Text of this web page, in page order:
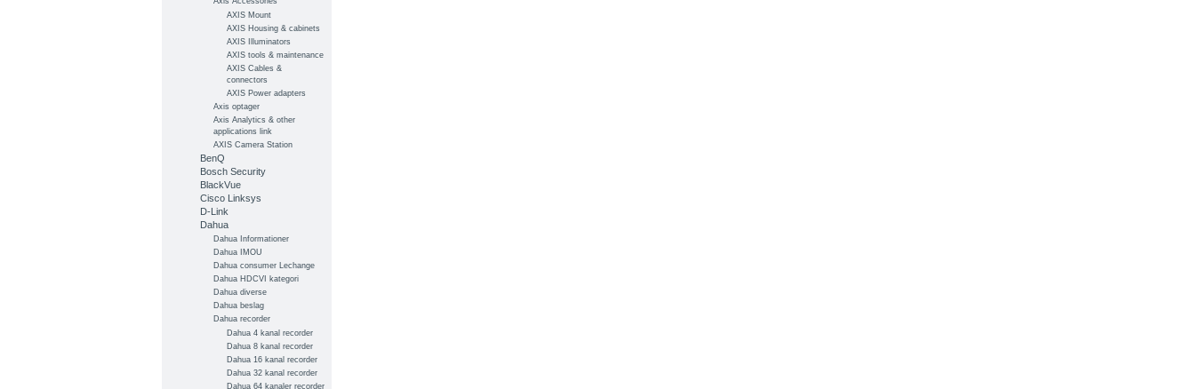
AXIS Mount
AXIS Housing & cabinets
AXIS Illuminators
AXIS tools & maintenance
AXIS Cables &
connectors
AXIS Power adapters
Axis optager
Axis Analytics & other
applications link
AXIS Camera Station
BenQ
Bosch Security
BlackVue
Cisco Linksys
D-Link
Dahua
Dahua Informationer
Dahua IMOU
Dahua consumer Lechange
Dahua HDCVI kategori
Dahua diverse
Dahua beslag
Dahua recorder
Dahua 4 kanal recorder
Dahua 8 kanal recorder
Dahua 16 kanal recorder
Dahua 32 kanal recorder
Dahua 64 kanaler recorder